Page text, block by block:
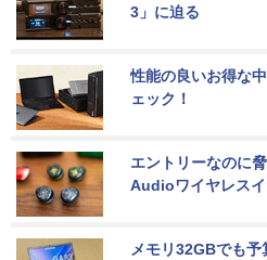
3」に迫る
性能の良いお得な
ェック！
エントリーなのに
Audioワイヤレスイ
メモリ32GBでも